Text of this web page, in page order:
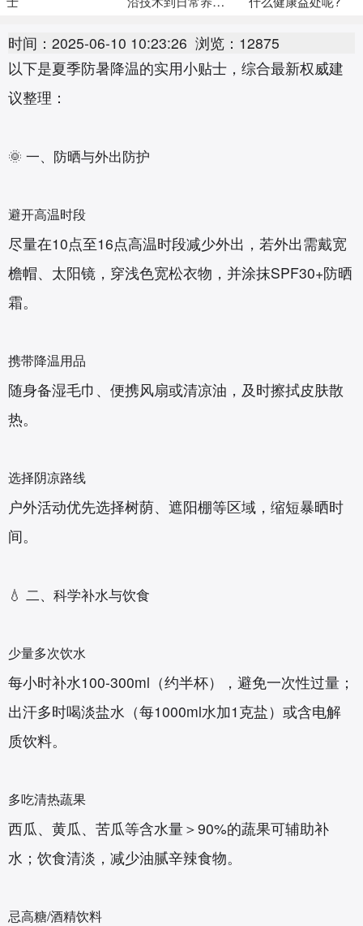
时间：2025-06-10 10:23:26 浏览：12875
以下是夏季防暑降温的实用小贴士，综合最新权威建
议整理：
🌞 一、防晒与外出防护
避开高温时段‌
尽量在10点至16点高温时段减少外出，若外出需戴宽
檐帽、太阳镜，穿浅色宽松衣物，并涂抹SPF30+防晒
霜。
携带降温用品‌
随身备湿毛巾、便携风扇或清凉油，及时擦拭皮肤散
热。
选择阴凉路线‌
户外活动优先选择树荫、遮阳棚等区域，缩短暴晒时
间。
💧 二、科学补水与饮食
少量多次饮水‌
每小时补水100-300ml（约半杯），避免一次性过量；
出汗多时喝淡盐水（每1000ml水加1克盐）或含电解
质饮料。
多吃清热蔬果‌
西瓜、黄瓜、苦瓜等含水量＞90%的蔬果可辅助补
水；饮食清淡，减少油腻辛辣食物。
忌高糖/酒精饮料‌